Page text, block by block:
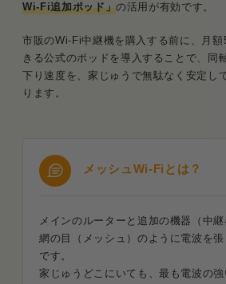
Wi-Fi追加ポッド」の活用が有効です。
市販のWi-Fi中継機を購入する前に、月
きる公式のポッドを導入することで、同
下り速度を、家じゅうで無駄なく安定し
ります。
メッシュWi-Fiとは？
メインのルーターと追加の機器（中継
網の目（メッシュ）のように電波を
です。
家じゅうどこにいても、最も電波の